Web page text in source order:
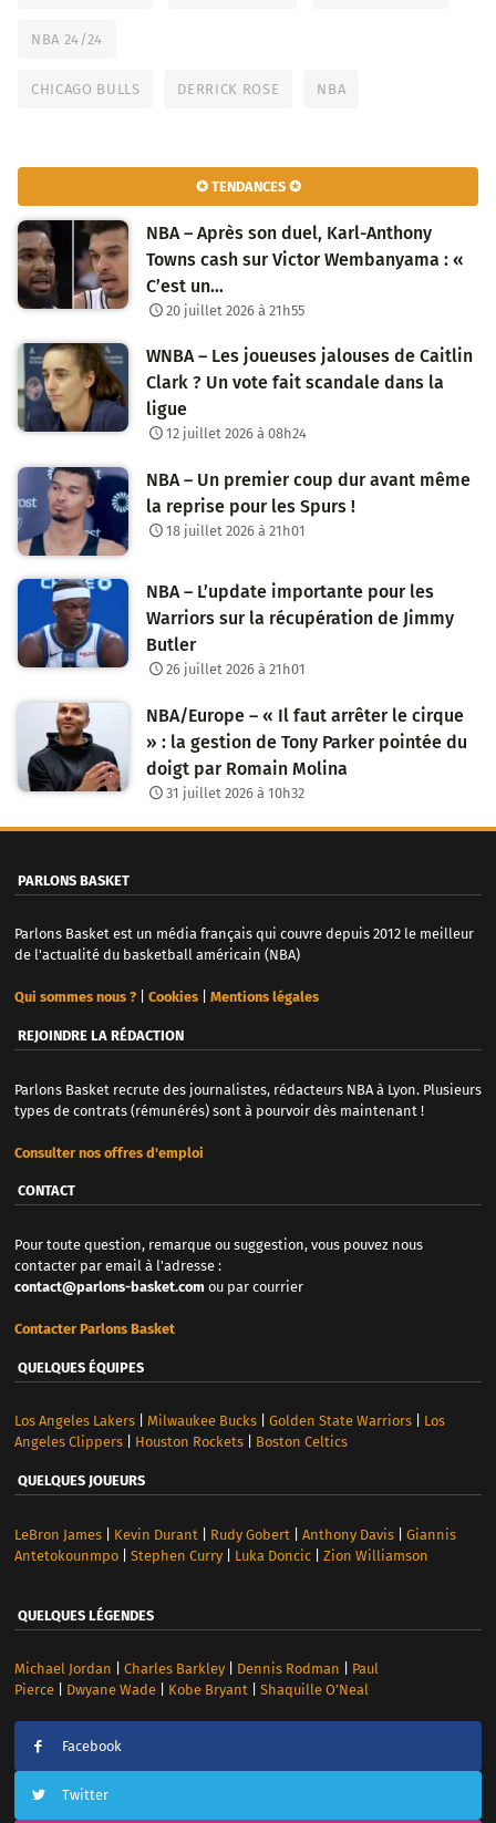
NBA 24/24
CHICAGO BULLS DERRICK ROSE NBA
✪ TENDANCES ✪
NBA – Après son duel, Karl-Anthony
Towns cash sur Victor Wembanyama : «
C’est un…
20 juillet 2026 à 21h55
WNBA – Les joueuses jalouses de Caitlin
Clark ? Un vote fait scandale dans la
ligue
12 juillet 2026 à 08h24
NBA – Un premier coup dur avant même
la reprise pour les Spurs !
18 juillet 2026 à 21h01
NBA – L’update importante pour les
Warriors sur la récupération de Jimmy
Butler
26 juillet 2026 à 21h01
NBA/Europe – « Il faut arrêter le cirque
» : la gestion de Tony Parker pointée du
doigt par Romain Molina
31 juillet 2026 à 10h32
PARLONS BASKET
Parlons Basket est un média français qui couvre depuis 2012 le meilleur
de l'actualité du basketball américain (NBA)
Qui sommes nous ?| Cookies| Mentions légales
REJOINDRE LA RÉDACTION
Parlons Basket recrute des journalistes, rédacteurs NBA à Lyon. Plusieurs
types de contrats (rémunérés) sont à pourvoir dès maintenant !
Consulter nos offres d'emploi
CONTACT
Pour toute question, remarque ou suggestion, vous pouvez nous
contacter par email à l'adresse :
contact@parlons-basket.com ou par courrier
Contacter Parlons Basket
QUELQUES ÉQUIPES
Los Angeles Lakers| Milwaukee Bucks| Golden State Warriors| Los
Angeles Clippers| Houston Rockets| Boston Celtics
QUELQUES JOUEURS
LeBron James| Kevin Durant Rudy Gobert Anthony Davis| Giannis
Antetokounmpo| Stephen Curry| Luka Doncic| Zion Williamson
QUELQUES LÉGENDES
Michael Jordan Charles Barkley| Dennis Rodman
Paul
Pierce| Dwyane Wade| Kobe Bryant| Shaquille O’Neal
Facebook
Twitter